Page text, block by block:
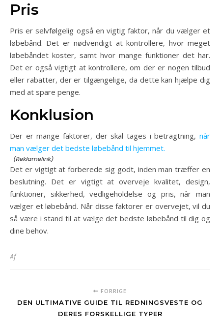
Pris
Pris er selvfølgelig også en vigtig faktor, når du vælger et
løbebånd. Det er nødvendigt at kontrollere, hvor meget
løbebåndet koster, samt hvor mange funktioner det har.
Det er også vigtigt at kontrollere, om der er nogen tilbud
eller rabatter, der er tilgængelige, da dette kan hjælpe dig
med at spare penge.
Konklusion
Der er mange faktorer, der skal tages i betragtning, når
man vælger det bedste løbebånd til hjemmet.
Det er vigtigt at forberede sig godt, inden man træffer en
beslutning. Det er vigtigt at overveje kvalitet, design,
funktioner, sikkerhed, vedligeholdelse og pris, når man
vælger et løbebånd. Når disse faktorer er overvejet, vil du
så være i stand til at vælge det bedste løbebånd til dig og
dine behov.
Af
FORRIGE
DEN ULTIMATIVE GUIDE TIL REDNINGSVESTE OG
DERES FORSKELLIGE TYPER